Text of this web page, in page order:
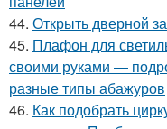
44. Открыть дверной
45. Плафон для
своими руками —
разные типы абажуров
46. Как подобрать